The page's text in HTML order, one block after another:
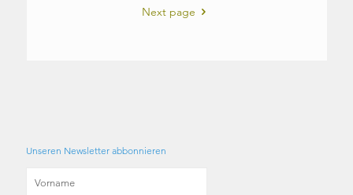
Next page
Unseren Newsletter abbonnieren